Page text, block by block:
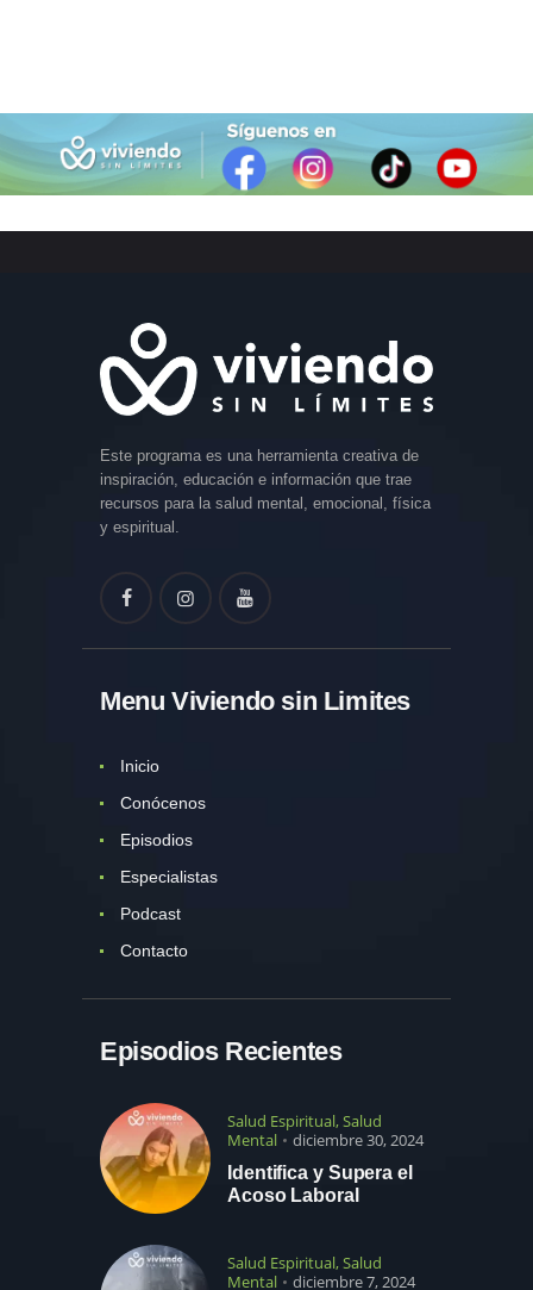
Este programa es una herramienta creativa de
inspiración, educación e información que trae
recursos para la salud mental, emocional, física
y espiritual.
Menu Viviendo sin Limites
Inicio
Conócenos
Episodios
Especialistas
Podcast
Contacto
Episodios Recientes
Salud Espiritual,Salud
Mental
diciembre 30, 2024
Identifica y Supera el
Acoso Laboral
Salud Espiritual,Salud
Mental
diciembre 7, 2024